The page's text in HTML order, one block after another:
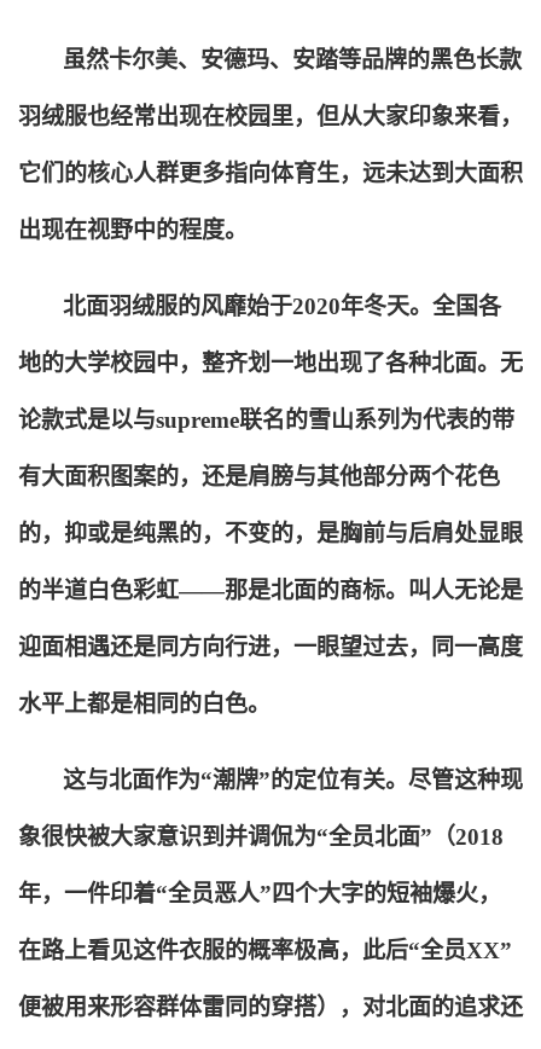
虽然卡尔美、安德玛、安踏等品牌的黑色长款
羽绒服也经常出现在校园里，但从大家印象来看，
它们的核心人群更多指向体育生，远未达到大面积
出现在视野中的程度。
北面羽绒服的风靡始于2020年冬天。全国各
地的大学校园中，整齐划一地出现了各种北面。无
论款式是以与supreme联名的雪山系列为代表的带
有大面积图案的，还是肩膀与其他部分两个花色
的，抑或是纯黑的，不变的，是胸前与后肩处显眼
的半道白色彩虹——那是北面的商标。叫人无论是
迎面相遇还是同方向行进，一眼望过去，同一高度
水平上都是相同的白色。
这与北面作为“潮牌”的定位有关。尽管这种现
象很快被大家意识到并调侃为“全员北面”（2018
年，一件印着“全员恶人”四个大字的短袖爆火，
在路上看见这件衣服的概率极高，此后“全员XX”
便被用来形容群体雷同的穿搭），对北面的追求还